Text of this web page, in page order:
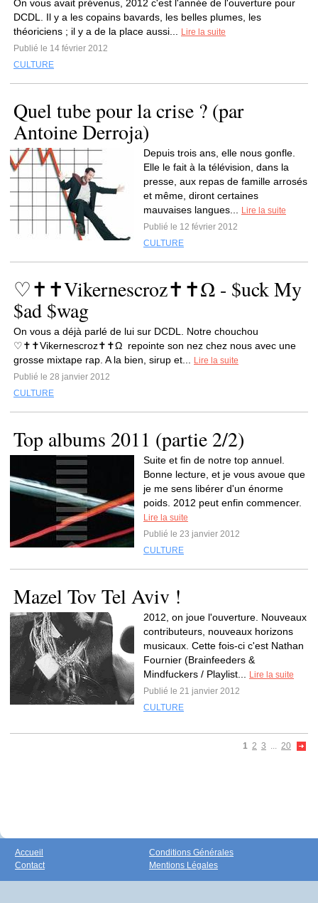
On vous avait prévenus, 2012 c'est l'année de l'ouverture pour
DCDL. Il y a les copains bavards, les belles plumes, les
théoriciens ; il y a de la place aussi...
Lire la suite
Publié le 14 février 2012
CULTURE
Quel tube pour la crise ? (par
Antoine Derroja)
Depuis trois ans, elle nous gonfle.
Elle le fait à la télévision, dans la
presse, aux repas de famille arrosés
et même, diront certaines
mauvaises langues...
Lire la suite
Publié le 12 février 2012
CULTURE
♡✝✝Vikernescroz✝✝Ω - $uck My
$ad $wag
On vous a déjà parlé de lui sur DCDL. Notre chouchou
♡✝✝Vikernescroz✝✝Ω repointe son nez chez nous avec une
grosse mixtape rap. A la bien, sirup et...
Lire la suite
Publié le 28 janvier 2012
CULTURE
Top albums 2011 (partie 2/2)
Suite et fin de notre top annuel.
Bonne lecture, et je vous avoue que
je me sens libérer d'un énorme
poids. 2012 peut enfin commencer.
Lire la suite
Publié le 23 janvier 2012
CULTURE
Mazel Tov Tel Aviv !
2012, on joue l'ouverture. Nouveaux
contributeurs, nouveaux horizons
musicaux. Cette fois-ci c'est Nathan
Fournier (Brainfeeders &
Mindfuckers / Playlist...
Lire la suite
Publié le 21 janvier 2012
CULTURE
1 2 3 ... 20
Accueil
Contact
Conditions Générales
Mentions Légales